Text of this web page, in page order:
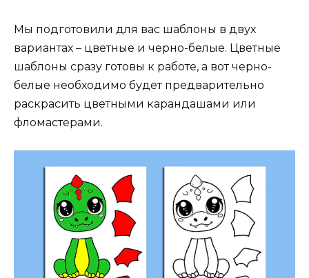
Мы подготовили для вас шаблоны в двух
вариантах – цветные и черно-белые. Цветные
шаблоны сразу готовы к работе, а вот черно-
белые необходимо будет предварительно
раскрасить цветными карандашами или
фломастерами.